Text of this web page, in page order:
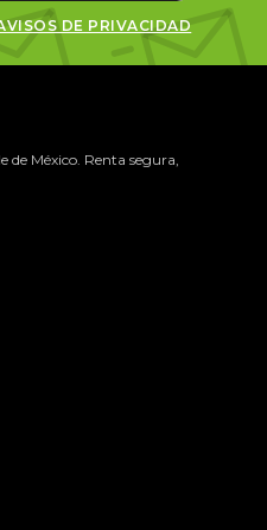
DE PRIVACIDAD
de México. Renta segura,